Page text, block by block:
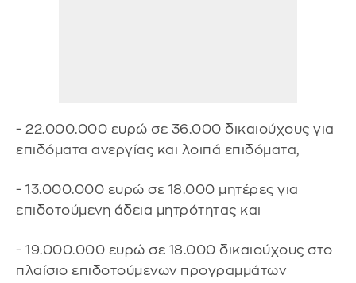
- 22.000.000 ευρώ σε 36.000 δικαιούχους για
επιδόματα ανεργίας και λοιπά επιδόματα,
- 13.000.000 ευρώ σε 18.000 μητέρες για
επιδοτούμενη άδεια μητρότητας και
- 19.000.000 ευρώ σε 18.000 δικαιούχους στο
πλαίσιο επιδοτούμενων προγραμμάτων